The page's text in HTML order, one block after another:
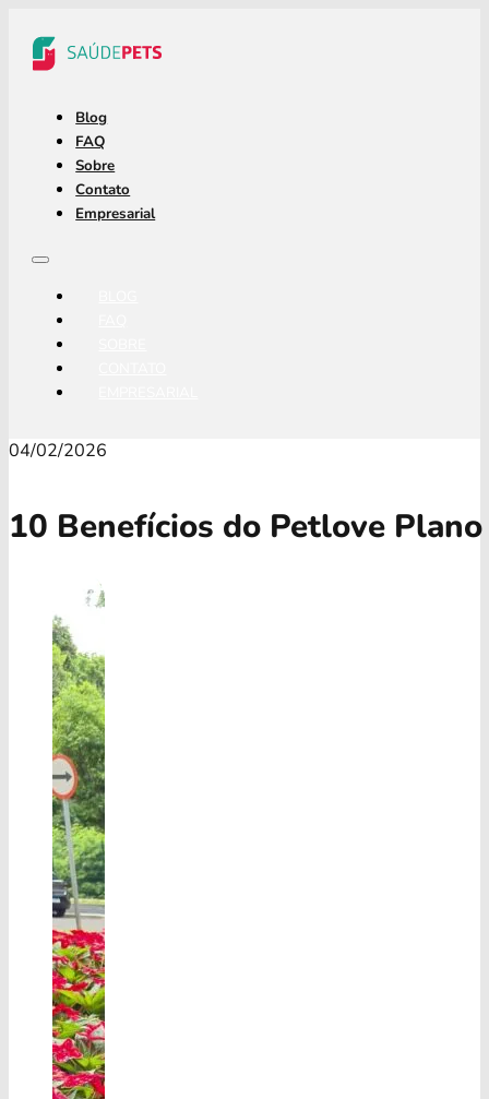
Blog
FAQ
Sobre
Contato
Empresarial
04/02/2026
10 Benefícios do Petlove